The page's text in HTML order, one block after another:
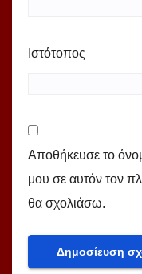
Ιστότοπος
Αποθήκευσε το
μου σε αυτόν τον
θα σχολιάσω.